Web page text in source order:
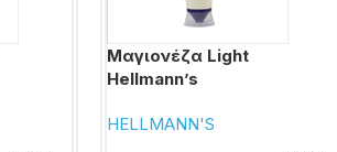
Μαγιονέζα Light
Hellmann’s
HELLMANN'S